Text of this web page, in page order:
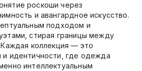
роскоши через
и авангардное искусство.
подходом и
стирая границы между
коллекция — это
идентичности, где одежда
интеллектуальным